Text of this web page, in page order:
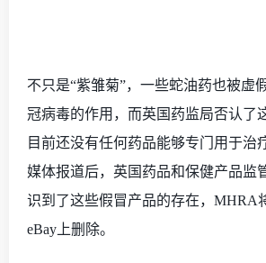
不只是“紫雏菊”，一些蛇油药也被虚
冠病毒的作用，而英国药监局否认了
目前还没有任何药品能够专门用于治
媒体报道后，英国药品和保健产品监
识到了这些假冒产品的存在，MHRA
eBay上删除。